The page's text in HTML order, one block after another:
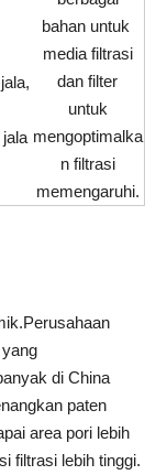
bahan untuk
media filtrasi
dan filter
untuk
mengoptimalka
n filtrasi
memengaruhi.
jala
di China
paten
area pori lebih
filtrasi lebih tinggi.